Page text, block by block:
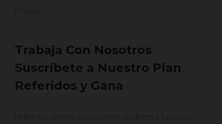
Trabaja Con Nosotros
Suscríbete a Nuestro Plan
Referidos y Gana
Referir tus clientes se convierten en dinero a tu cuenta